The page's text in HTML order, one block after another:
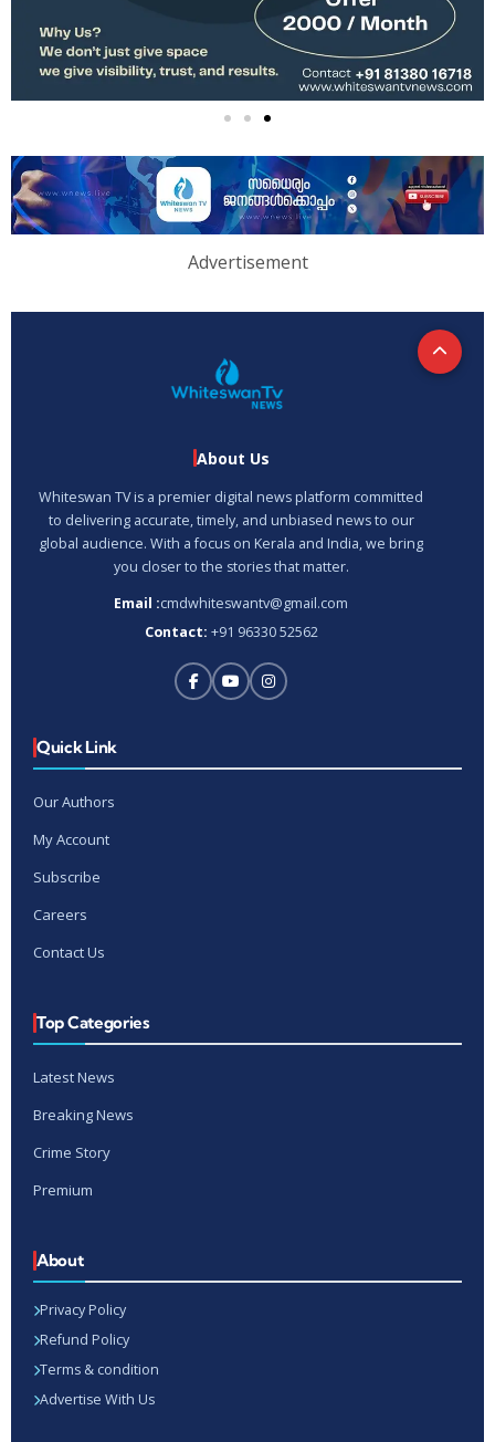
Advertisement
About Us
Whiteswan TV is a premier digital news platform committed
to delivering accurate, timely, and unbiased news to our
global audience. With a focus on Kerala and India, we bring
you closer to the stories that matter.
Email :cmdwhiteswantv@gmail.com
Contact: +91 96330 52562
Quick Link
Our Authors
My Account
Subscribe
Careers
Contact Us
Top Categories
Latest News
Breaking News
Crime Story
Premium
About
Privacy Policy
Refund Policy
Terms & condition
Advertise With Us